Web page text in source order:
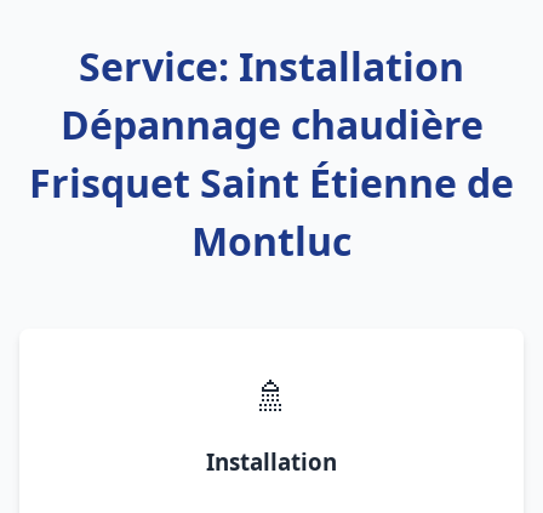
Service: Installation
Dépannage chaudière
Frisquet Saint Étienne de
Montluc
🚿
Installation